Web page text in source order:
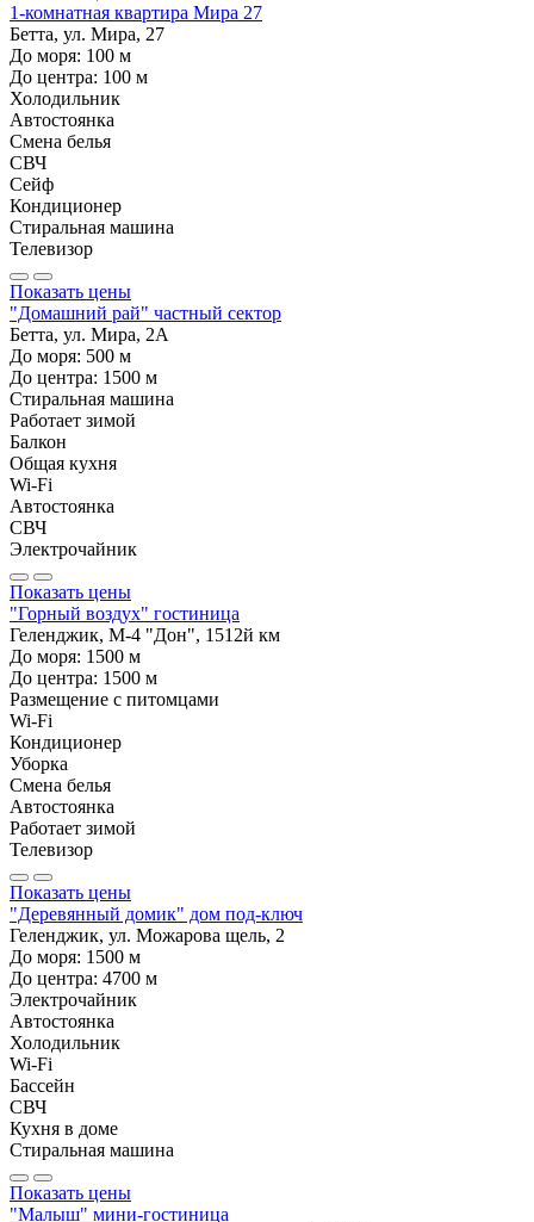
1-комнатная квартира Мира 27
Бетта, ул. Мира, 27
До моря: 100 м
До центра: 100 м
Холодильник
Автостоянка
Смена белья
СВЧ
Сейф
Кондиционер
Стиральная машина
Телевизор
Показать цены
"Домашний рай" частный сектор
Бетта, ул. Мира, 2А
До моря: 500 м
До центра: 1500 м
Стиральная машина
Работает зимой
Балкон
Общая кухня
Wi-Fi
Автостоянка
СВЧ
Электрочайник
Показать цены
"Горный воздух" гостиница
Геленджик, М-4 "Дон", 1512й км
До моря: 1500 м
До центра: 1500 м
Размещение с питомцами
Wi-Fi
Кондиционер
Уборка
Смена белья
Автостоянка
Работает зимой
Телевизор
Показать цены
"Деревянный домик" дом под-ключ
Геленджик, ул. Можарова щель, 2
До моря: 1500 м
До центра: 4700 м
Электрочайник
Автостоянка
Холодильник
Wi-Fi
Бассейн
СВЧ
Кухня в доме
Стиральная машина
Показать цены
"Малыш" мини-гостиница